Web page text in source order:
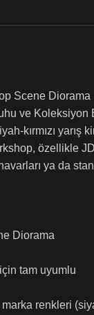
Scene Diorama
ve Koleksiyon
kırmızı
özellikle
ya da
Diorama
tam uyumlu
renkleri